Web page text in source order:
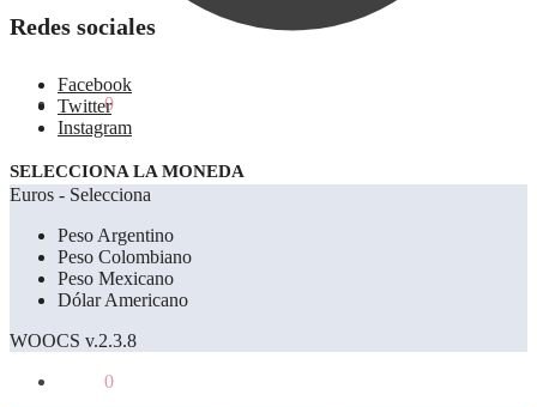
0.00€ 0
Redes sociales
Facebook
Twitter
Instagram
SELECCIONA LA MONEDA
Euros - Selecciona
Peso Argentino
Peso Colombiano
Peso Mexicano
Dólar Americano
WOOCS v.2.3.8
0